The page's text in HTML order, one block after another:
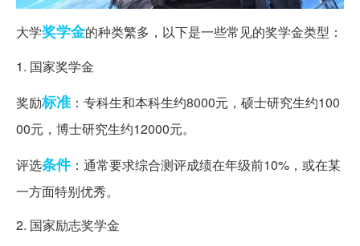
大学奖学金的种类繁多，以下是一些常见的奖学金类型：
1. 国家奖学金
奖励标准：专科生和本科生约8000元，硕士研究生约100
00元，博士研究生约12000元。
评选条件：通常要求综合测评成绩在年级前10%，或在某
一方面特别优秀。
2. 国家励志奖学金